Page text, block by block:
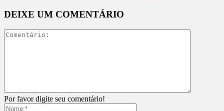
DEIXE UM COMENTÁRIO
Por favor digite seu comentário!